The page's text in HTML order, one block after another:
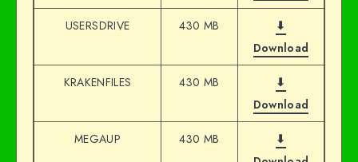
USERSDRIVE 430 MB
⬇
Download
KRAKENFILES 430 MB
⬇
Download
MEGAUP 430 MB
⬇